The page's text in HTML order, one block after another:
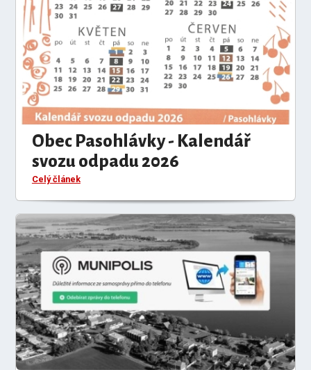
Obec Pasohlávky - Kalendář
svozu odpadu 2026
Celý článek